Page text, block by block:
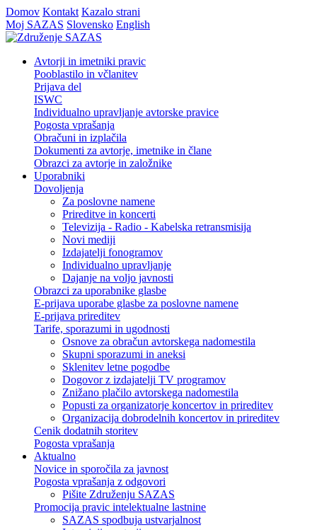
Domov Kontakt Kazalo strani
Moj SAZAS Slovensko English
Avtorji in imetniki pravic
Pooblastilo in včlanitev
Prijava del
ISWC
Individualno upravljanje avtorske pravice
Pogosta vprašanja
Obračuni in izplačila
Dokumenti za avtorje, imetnike in člane
Obrazci za avtorje in založnike
Uporabniki
Dovoljenja
Za poslovne namene
Prireditve in koncerti
Televizija - Radio - Kabelska retransmisija
Novi mediji
Izdajatelji fonogramov
Individualno upravljanje
Dajanje na voljo javnosti
Obrazci za uporabnike glasbe
E-prijava uporabe glasbe za poslovne namene
E-prijava prireditev
Tarife, sporazumi in ugodnosti
Osnove za obračun avtorskega nadomestila
Skupni sporazumi in aneksi
Sklenitev letne pogodbe
Dogovor z izdajatelji TV programov
Znižano plačilo avtorskega nadomestila
Popusti za organizatorje koncertov in prireditev
Organizacija dobrodelnih koncertov in prireditev
Cenik dodatnih storitev
Pogosta vprašanja
Aktualno
Novice in sporočila za javnost
Pogosta vprašanja z odgovori
Pišite Združenju SAZAS
Promocija pravic intelektualne lastnine
SAZAS spodbuja ustvarjalnost